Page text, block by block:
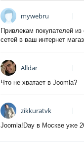
mywebru
Привлекам покупателей
сетей в ваш интернет
Alldar
Что не хватает в Joomla?
zikkuratvk
Joomla!Day в Москве уже